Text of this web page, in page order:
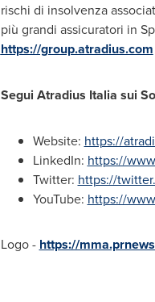
rischi di insolvenza
più grandi assicuratori in
https://group.atradius.com
Segui Atradius Italia sui
Website: https://
LinkedIn: https://
Twitter: https://
YouTube: https://
Logo - https://